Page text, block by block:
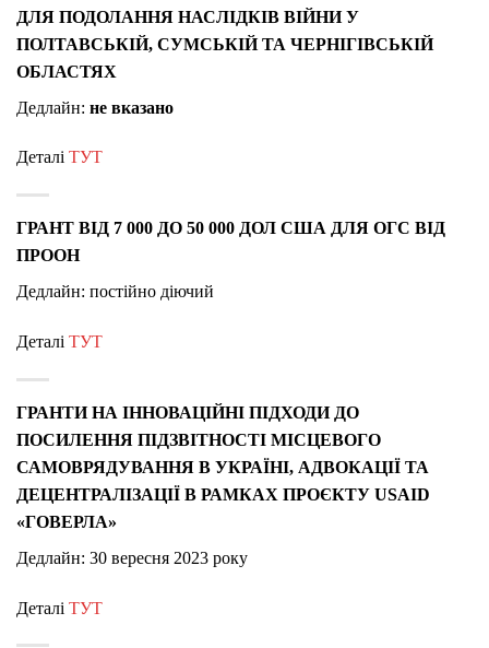
ДЛЯ ПОДОЛАННЯ НАСЛІДКІВ ВІЙНИ У
ПОЛТАВСЬКІЙ, СУМСЬКІЙ ТА ЧЕРНІГІВСЬКІЙ
ОБЛАСТЯХ
Дедлайн: не вказано
Деталі ТУТ
ГРАНТ ВІД 7 000 ДО 50 000 ДОЛ США ДЛЯ ОГС ВІД
ПРООН
Дедлайн: постійно діючий
Деталі ТУТ
ГРАНТИ НА ІННОВАЦІЙНІ ПІДХОДИ ДО
ПОСИЛЕННЯ ПІДЗВІТНОСТІ МІСЦЕВОГО
САМОВРЯДУВАННЯ В УКРАЇНІ, АДВОКАЦІЇ ТА
ДЕЦЕНТРАЛІЗАЦІЇ В РАМКАХ ПРОЄКТУ USAID
«ГОВЕРЛА»
Дедлайн: 30 вересня 2023 року
Деталі ТУТ